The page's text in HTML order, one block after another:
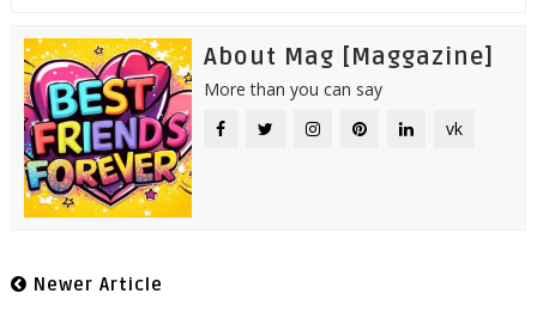
About Mag [Maggazine]
More than you can say
vk
Newer Article